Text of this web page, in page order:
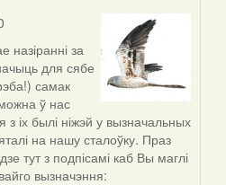
назіранні за
для сябе
самак
ў нас
з іх былі ніжэй у вызначальных
на нашу сталоўку. Праз
тут з подпісамі каб Вы маглі
вызначэння: